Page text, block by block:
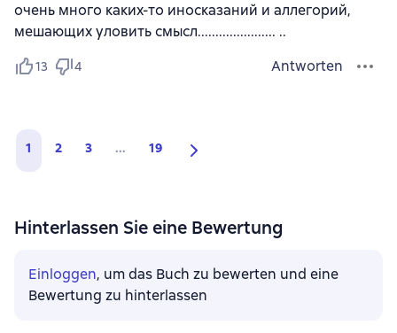
очень много каких-то иносказаний и аллегорий,
мешающих уловить смысл...................... ..
13 4 Antworten
1 2 3 ... 19
Hinterlassen Sie eine Bewertung
Einloggen, um das Buch zu bewerten und eine
Bewertung zu hinterlassen